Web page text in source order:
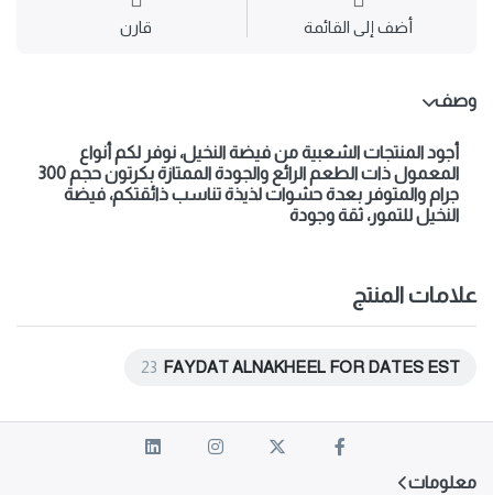
أضف إلى القائمة قارن
وصف
أجود المنتجات الشعبية من فيضة النخيل، نوفر لكم أنواع
المعمول ذات الطعم الرائع والجودة الممتازة بكرتون حجم 300
جرام والمتوفر بعدة حشوات لذيذة تناسب ذائقتكم، فيضة
النخيل للتمور، ثقة وجودة
علامات المنتج
FAYDAT ALNAKHEEL FOR DATES EST
23
معلومات